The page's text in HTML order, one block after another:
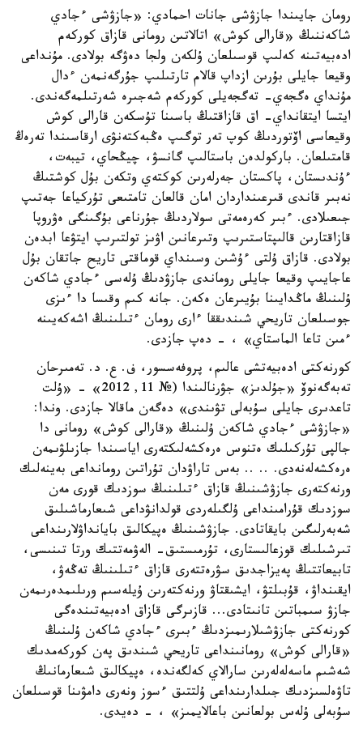
رومان جايىندا جازۋشى جانات احمادي: «جازۋشى ءجادي
شاكەننىڭ «قارالى كوش» اتالاتىن رومانى قازاق كوركەم
ادەبيەتىنە كەلىپ قوسىلعان ۇلكەن ولجا دەۋگە بولادى. مۇنداعى
وقيعا جايلى بۇرىن ازداپ قالام تارتىلىپ جۇرگەنمەن ءدال
مۇنداي ەگجەي- تەگجەيلى كوركەم شەجىرە شەرتىلمەگەندى.
ايتسا ايتقانداي- اق قازاقتىڭ باسىنا تۇسكەن قارالى كوش
وقيعاسى اۆتوردىڭ كوپ تەر توگىپ ەڭبەكتەنۋى ارقاسىندا تەرەڭ
قامتىلعان. باركولدەن باستالىپ گانسۋ، چيڭحاي، تيبەت،
ءۇندىستان، پاكستان جەرلەرىن كوكتەي وتكەن بۇل كوشتىڭ
نەبىر قاندى قىرعىنداردان امان قالعان تامتىعى تۇركياعا جەتىپ
جىعىلادى. ءبىر كەرەمەتى سولاردىڭ جۇرناعى بۇگىنگى ەۋروپا
قازاقتارىن قالىپتاستىرىپ وتىرعانىن اۋىز تولتىرىپ ايتۋعا ابدەن
بولادى. قازاق ۇلتى ءۇشىن وسىنداي قوماقتى تاريح جاتقان بۇل
عاجايىپ وقيعا جايلى روماندى جازۋدىڭ ۇلەسى ءجادي شاكەن
ۇلىنىڭ ماڭدايىنا بۇيىرعان ەكەن. جانە كىم وقىسا دا ءىزى
جوسىلعان تاريحي شىندىققا ءارى رومان ءتىلىنىڭ اشەكەيىنە
ءمىن تاعا الماستاي» ، - دەپ جازدى.
كورنەكتى ادەبيەتشى عالىم، پروفەسسور، ف. ع. د. تەمىرحان
تەبەگەنوۆ «جۇلدىز» جۋرنالىندا (№ 11, 2012» - «ۇلت
تاعدىرى جايلى سۇبەلى تۋىندى» دەگەن ماقالا جازدى. وندا:
«جازۋشى ءجادي شاكەن ۇلىنىڭ «قارالى كوش» رومانى دا
جالپى تۇركىلىك ەتنوس ەرەكشەلىكتەرى اياسىندا جازىلۋىمەن
ەرەكشەلەنەدى. .. .. بەس تاراۋدان تۇراتىن رومانداعى بەينەلىك
ورنەكتەرى جازۋشىنىڭ قازاق ءتىلىنىڭ سوزدىك قورى مەن
سوزدىك قۇرامىنداعى ۇلگىلەردى قولدانۋداعى شىعارماشىلىق
شەبەرلىگىن بايقاتادى. جازۋشىنىڭ ەپيكالىق بايانداۋلارىنداعى
تىرشىلىك قوزعالىستارى، تۇرمىستىق- الەۋمەتتىك ورتا تىنىسى،
تابيعاتتىڭ پەيزاجدىق سۋرەتتەرى قازاق ءتىلىنىڭ تەڭەۋ،
ايقىنداۋ، قۇبىلتۋ، ايشىقتاۋ ورنەكتەرىن ۇيلەسىم ورىلىمدەرىمەن
جازۋ سىمباتىن تانىتادى... قازىرگى قازاق ادەبيەتىندەگى
كورنەكتى جازۋشىلارىمىزدىڭ ءبىرى ءجادي شاكەن ۇلىنىڭ
«قارالى كوش» رومانىنداعى تاريحي شىندىق پەن كوركەمدىك
شەشىم ماسەلەلەرىن سارالاي كەلگەندە، ەپيكالىق شىعارمانىڭ
تاۋەلسىزدىك جىلدارىنداعى ۇلتتىق ءسوز ونەرى دامۋىنا قوسىلعان
سۇبەلى ۇلەس بولعانىن باعالايمىز» ، - دەيدى.